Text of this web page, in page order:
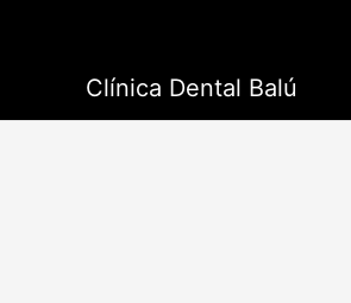
Clínica Dental Balú